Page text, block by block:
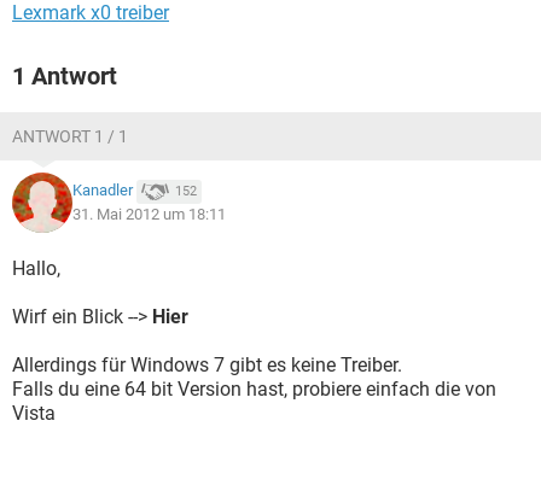
Lexmark x0 treiber
1 Antwort
ANTWORT 1 / 1
Kanadler 152
31. Mai 2012 um 18:11
Hallo,
Wirf ein Blick --> Hier
Allerdings für Windows 7 gibt es keine Treiber.
Falls du eine 64 bit Version hast, probiere einfach die von
Vista